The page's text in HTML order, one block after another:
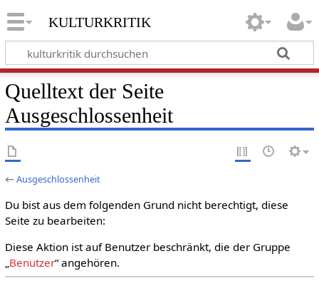
kulturkritik
Quelltext der Seite
Ausgeschlossenheit
←Ausgeschlossenheit
Du bist aus dem folgenden Grund nicht berechtigt, diese
Seite zu bearbeiten:
Diese Aktion ist auf Benutzer beschränkt, die der Gruppe
„Benutzer“ angehören.